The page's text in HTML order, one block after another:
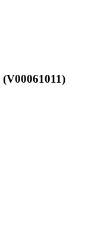
(V00061011)